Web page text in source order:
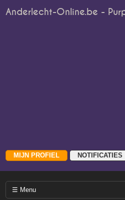
Anderlecht-Online.be -